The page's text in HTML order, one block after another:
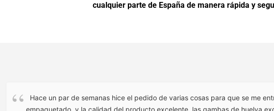
cualquier parte de España de manera rápida y
Hace un par de semanas hice el pedido de varias cosas para que se me
empaquetado, y la calidad del producto excelente, las gambas de huelva